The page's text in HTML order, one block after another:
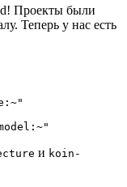
Проекты были
Теперь у нас есть
и koin-